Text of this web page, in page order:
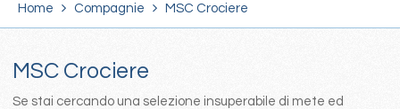
Home Compagnie MSC Crociere
MSC Crociere
Se stai cercando una selezione insuperabile di mete ed